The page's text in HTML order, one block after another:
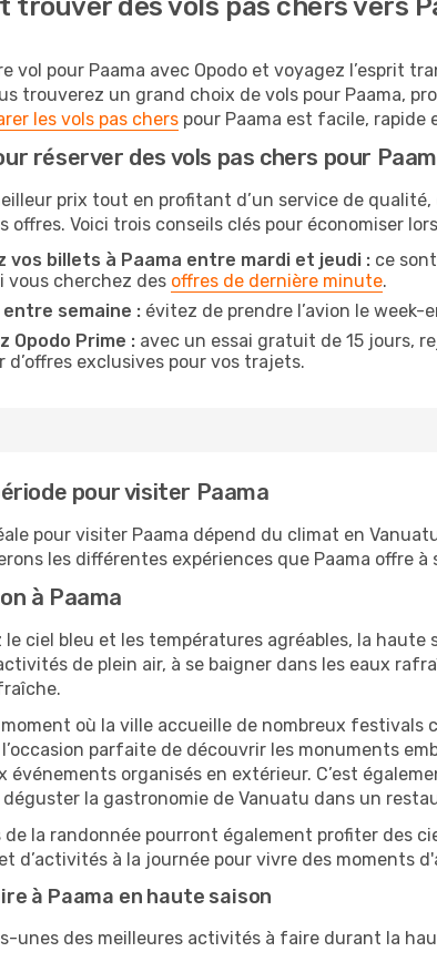
trouver des vols pas chers vers
vol pour Paama avec Opodo et voyagez l’esprit
trouverez un grand choix de vols pour Paama,
les vols pas chers pour Paama est facile, rapide
réserver des vols pas chers pour
prix tout en profitant d’un service de qualité,
offres. Voici trois conseils clés pour économiser
vos billets à Paama entre mardi et jeudi : ce
vous cherchez des offres de dernière minute.
entre semaine : évitez de prendre l’avion le
Opodo Prime : avec un essai gratuit de 15 jours,
d’offres exclusives pour vos trajets.
pour visiter Paama
pour visiter Paama dépend du climat en
les différentes expériences que Paama offre à
à Paama
le ciel bleu et les températures agréables, la
de plein air, à se baigner dans les eaux
où la ville accueille de nombreux
parfaite de découvrir les monuments
événements organisés en extérieur. C’est
la gastronomie de Vanuatu dans un
de la randonnée pourront également profiter des
d’activités à la journée pour vivre des moments
à Paama en haute saison
unes des meilleures activités à faire durant la